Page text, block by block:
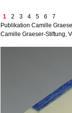
1 2 3 4 5 6
7
Publikation Camille
Camille Graeser-Stiftung,